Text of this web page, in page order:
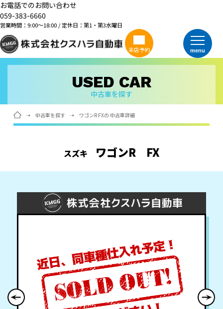
お電話でのお問い合わせ
059-383-6660
営業時間：9:00～18:00 / 定休日：第1・第3水曜日
来店予約 menu
USED CAR
中古車を探す
中古車を探す ワゴンR FXの 中古車詳細
スズキ ワゴンR FX